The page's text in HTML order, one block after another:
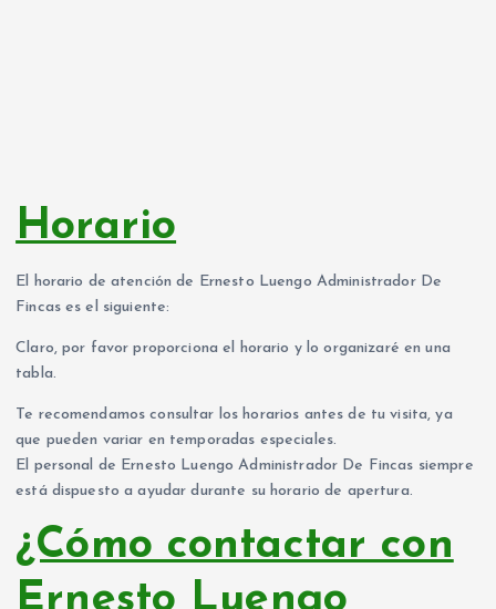
Horario
El horario de atención de Ernesto Luengo Administrador De
Fincas es el siguiente:
Claro, por favor proporciona el horario y lo organizaré en una
tabla.
Te recomendamos consultar los horarios antes de tu visita, ya
que pueden variar en temporadas especiales.
El personal de Ernesto Luengo Administrador De Fincas siempre
está dispuesto a ayudar durante su horario de apertura.
¿Cómo contactar con
Ernesto Luengo